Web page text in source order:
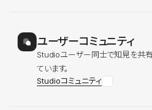
ユーザーコミュニティ
Studioユーザー同士で知見を共有
ています。
Studioコミュニティ